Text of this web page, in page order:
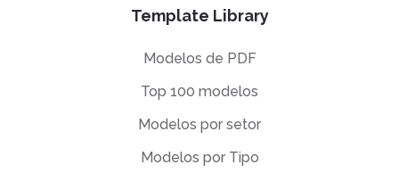
Template Library
Modelos de PDF
Top 100 modelos
Modelos por setor
Modelos por Tipo